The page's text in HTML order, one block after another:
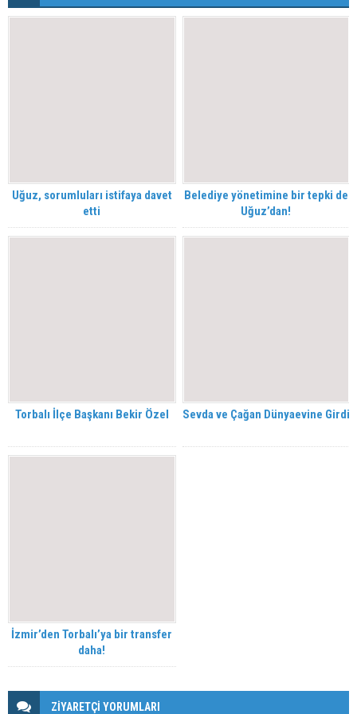
Uğuz, sorumluları istifaya davet
etti
Belediye yönetimine bir tepki de
Uğuz’dan!
Torbalı İlçe Başkanı Bekir Özel Sevda ve Çağan Dünyaevine Girdi
İzmir’den Torbalı’ya bir transfer
daha!
ZİYARETÇİ YORUMLARI